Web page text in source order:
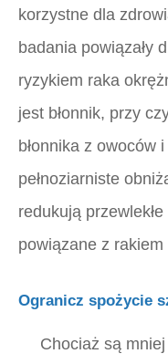
korzystne dla
badania powiązały
ryzykiem raka
jest błonnik, przy
błonnika z owoców
pełnoziarniste
redukują
powiązane z
Ogranicz spożycie
Chociaż są